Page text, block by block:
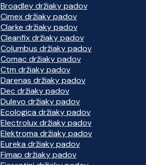
Broadley držiaky padov
Cimex držiaky padov
Clarke držiaky padov
Cleanfix držiaky padov
Columbus držiaky padov
Comac držiaky padov
Ctm držiaky padov
Darenas držiaky padov
Dec držiaky padov
Dulevo držiaky padov
Ecologica držiaky padov
Electrolux držiaky padov
Elektroma držiaky padov
Eureka držiaky padov
Fimap držiaky padov